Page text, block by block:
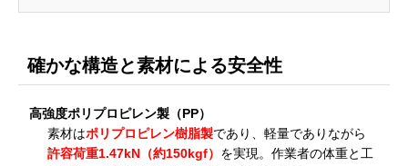
確かな構造と素材による安全性
高強度ポリプロピレン製（PP）
素材はポリプロピレン樹脂製であり、軽量でありながら
許容荷重1.47kN（約150kgf） を実現。作業者の体重と工